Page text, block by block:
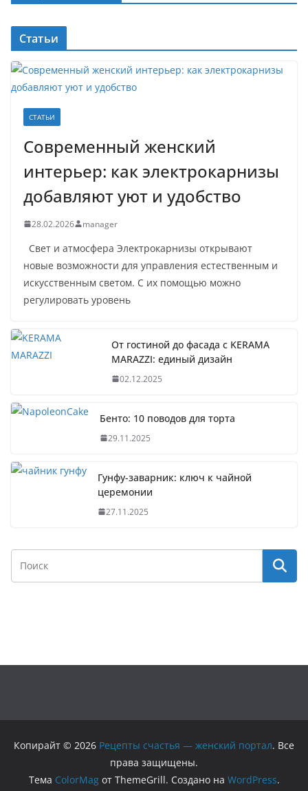
Статьи
СТАТЬИ
Современный женский
интерьер: как электрокарнизы
добавляют уют и удобство
28.02.2026 manager
Свет и атмосфера Электрокарнизы открывают
новые возможности для управления естественным и
искусственным светом. С их помощью можно
регулировать уровень
От гостиной до фасада с KERAMA
MARAZZI: единый дизайн
02.12.2025
Бенто: 10 поводов для торта
29.11.2025
Гунфу-заварник: ключ к чайной
церемонии
27.11.2025
Копирайт © 2026 Рецепты счастья — женский портал. Все
права защищены.
Тема ColorMagот ThemeGrill. Создано на WordPress.